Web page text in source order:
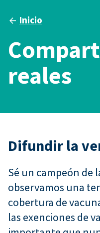
Inicio
reales
Difundir la
Sé un campeón de
observamos una
cobertura de
las exenciones de